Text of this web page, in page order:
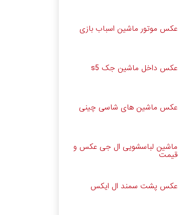
عکس موتور ماشین اسباب بازی
عکس داخل ماشین جک s5
عکس ماشین های شاسی چینی
ماشین لباسشویی ال جی عکس و
قیمت
عکس پشت سمند ال ایکس